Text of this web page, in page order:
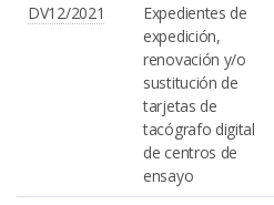
DV12/2021
Expedientes de
expedición,
renovación y/o
sustitución de
tarjetas de
tacógrafo digital
de centros de
ensayo